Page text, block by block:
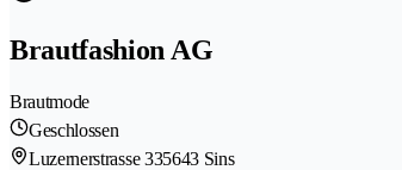
Brautfashion AG
Brautmode
Geschlossen
Luzernerstrasse 335643 Sins